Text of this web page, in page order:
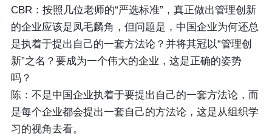
CBR：按照几位老师的“严选标准”，真正做出管理创新
的企业应该是凤毛麟角，但问题是，中国企业为何还总
是执着于提出自己的一套方法论？并将其冠以“管理创
新”之名？要成为一个伟大的企业，这是正确的姿势
吗？
陈：不是中国企业执着于要提出自己的一套方法论，而
是每个企业都会提出一套自己的方法论，这是从组织学
习的视角去看。